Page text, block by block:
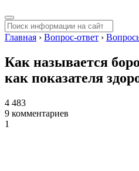
Главная › Вопрос-ответ ›
Как называется
как показателя
4 483
9 комментариев
1